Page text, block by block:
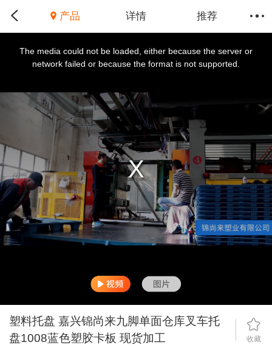
产品 详情 推荐
The media could not be loaded, either because the server or
network failed or because the format is not supported.
塑料托盘 嘉兴锦尚来九脚单面仓库叉车托
盘1008蓝色塑胶卡板 现货加工
收藏